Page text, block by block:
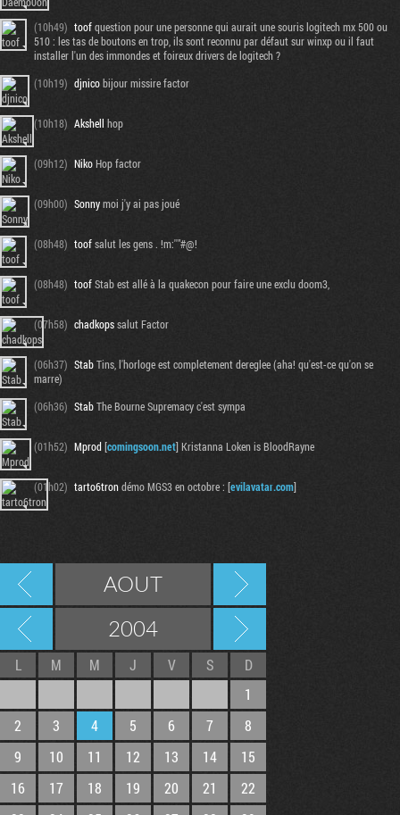
(10h49) toofquestion pour une personne qui aurait une souris logitech mx 500 ou
510 : les tas de boutons en trop, ils sont reconnu par défaut sur winxp ou il faut
installer l'un des immondes et foireux drivers de logitech ?
(10h19) djnicobijour missire factor
(10h18) Akshell hop
(09h12) NikoHop factor
(09h00) Sonnymoi j'y ai pas joué
(08h48) toofsalut les gens . !m:''"#@!
(08h48) toofStab est allé à la quakecon pour faire une exclu doom3,
(07h58) chadkopssalut Factor
(06h37) StabTins, l'horloge est completement dereglee (aha! qu'est-ce qu'on se
marre)
(06h36) StabThe Bourne Supremacy c'est sympa
(01h52) Mprod[comingsoon.net] Kristanna Loken is BloodRayne
(01h02) tarto6trondémo MGS3 en octobre : [evilavatar.com]
AOUT
2004
L M M J V S
D
1
2
3 4 5 6 7
8
9
10 11 12 13 14
15
16
17 18 19 20 21
22